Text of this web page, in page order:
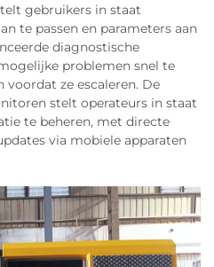
gebruikers in staat
te passen en parameters aan
diagnostische
problemen snel te
voordat ze escaleren. De
stelt operateurs in staat
te beheren, met directe
via mobiele apparaten